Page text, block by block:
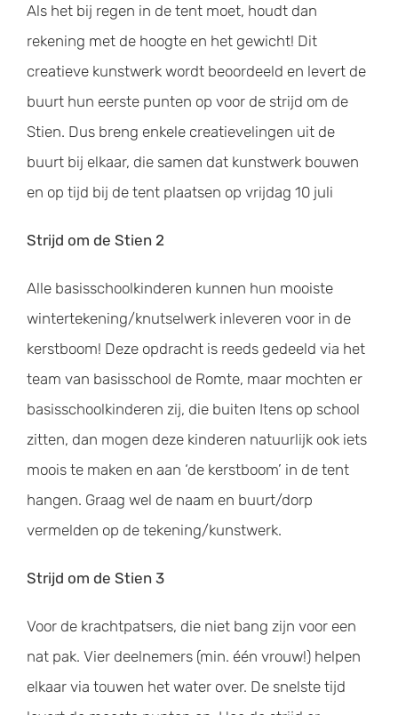
Als het bij regen in de tent moet, houdt dan
rekening met de hoogte en het gewicht! Dit
creatieve kunstwerk wordt beoordeeld en levert de
buurt hun eerste punten op voor de strijd om de
Stien. Dus breng enkele creatievelingen uit de
buurt bij elkaar, die samen dat kunstwerk bouwen
en op tijd bij de tent plaatsen op vrijdag 10 juli
Strijd om de Stien 2
Alle basisschoolkinderen kunnen hun mooiste
wintertekening/knutselwerk inleveren voor in de
kerstboom! Deze opdracht is reeds gedeeld via het
team van basisschool de Romte, maar mochten er
basisschoolkinderen zij, die buiten Itens op school
zitten, dan mogen deze kinderen natuurlijk ook iets
moois te maken en aan ‘de kerstboom’ in de tent
hangen. Graag wel de naam en buurt/dorp
vermelden op de tekening/kunstwerk.
Strijd om de Stien 3
Voor de krachtpatsers, die niet bang zijn voor een
nat pak. Vier deelnemers (min. één vrouw!) helpen
elkaar via touwen het water over. De snelste tijd